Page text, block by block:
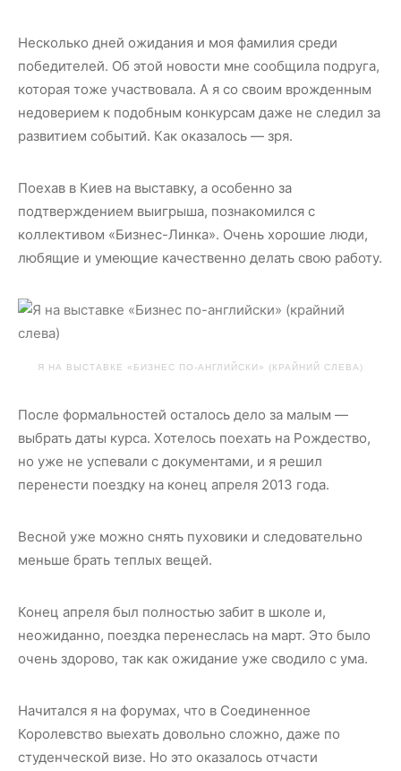
Несколько дней ожидания и моя фамилия среди
победителей. Об этой новости мне сообщила подруга,
которая тоже участвовала. А я со своим врожденным
недоверием к подобным конкурсам даже не следил за
развитием событий. Как оказалось — зря.
Поехав в Киев на выставку, а особенно за
подтверждением выигрыша, познакомился с
коллективом «Бизнес-Линка». Очень хорошие люди,
любящие и умеющие качественно делать свою работу.
Я НА ВЫСТАВКЕ «БИЗНЕС ПО-АНГЛИЙСКИ» (КРАЙНИЙ СЛЕВА)
После формальностей осталось дело за малым —
выбрать даты курса. Хотелось поехать на Рождество,
но уже не успевали с документами, и я решил
перенести поездку на конец апреля 2013 года.
Весной уже можно снять пуховики и следовательно
меньше брать теплых вещей.
Конец апреля был полностью забит в школе и,
неожиданно, поездка перенеслась на март. Это было
очень здорово, так как ожидание уже сводило с ума.
Начитался я на форумах, что в Соединенное
Королевство выехать довольно сложно, даже по
студенческой визе. Но это оказалось отчасти